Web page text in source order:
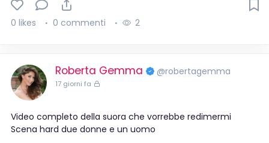
0 likes 0 commenti 2
Roberta Gemma @robertagemma
17 giorni fa
Video completo della suora che vorrebbe redimermi
Scena hard due donne e un uomo